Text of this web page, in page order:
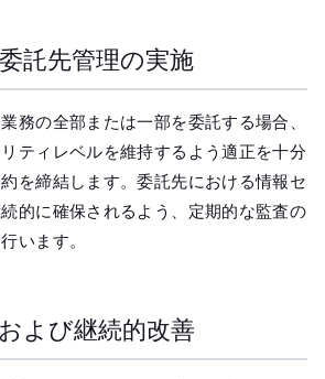
託先管理の実施
務の全部または一部を委託する場合、
ティレベルを維持するよう適正を十分
を締結します。委託先における情報セ
的に確保されるよう、定期的な監査の
います。
よび継続的改善